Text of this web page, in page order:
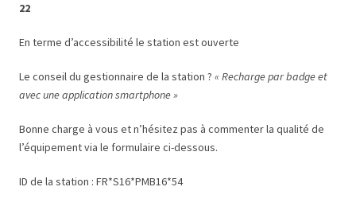
22
En terme d’accessibilité le station est ouverte
Le conseil du gestionnaire de la station ? « Recharge par badge et
avec une application smartphone »
Bonne charge à vous et n’hésitez pas à commenter la qualité de
l’équipement via le formulaire ci-dessous.
ID de la station : FR*S16*PMB16*54